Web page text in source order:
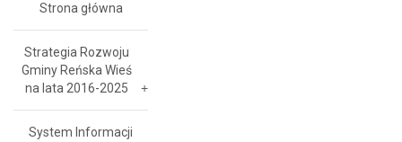
Strona główna
Strategia Rozwoju
Gminy Reńska Wieś
na lata 2016-2025
System Informacji